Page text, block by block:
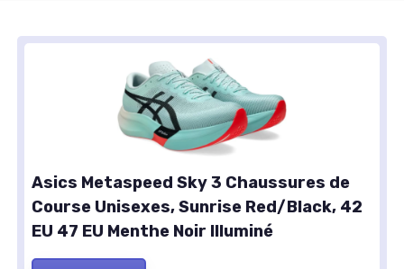
Asics Metaspeed Sky 3 Chaussures de
Course Unisexes, Sunrise Red/Black, 42
EU 47 EU Menthe Noir Illuminé